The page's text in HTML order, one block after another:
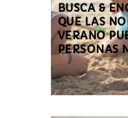
BUSCA &
QUE LAS
VERANO
PERSONAS